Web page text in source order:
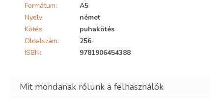
Formátum:
A5
Nyelv:
német
Kötés:
puhakötés
Oldalszám:
256
ISBN: 9781906454388